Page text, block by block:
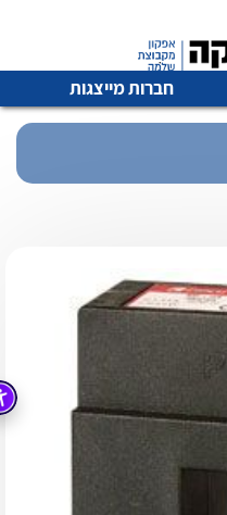
חברות מייצגות
מוצרי
ב7 תחומים: